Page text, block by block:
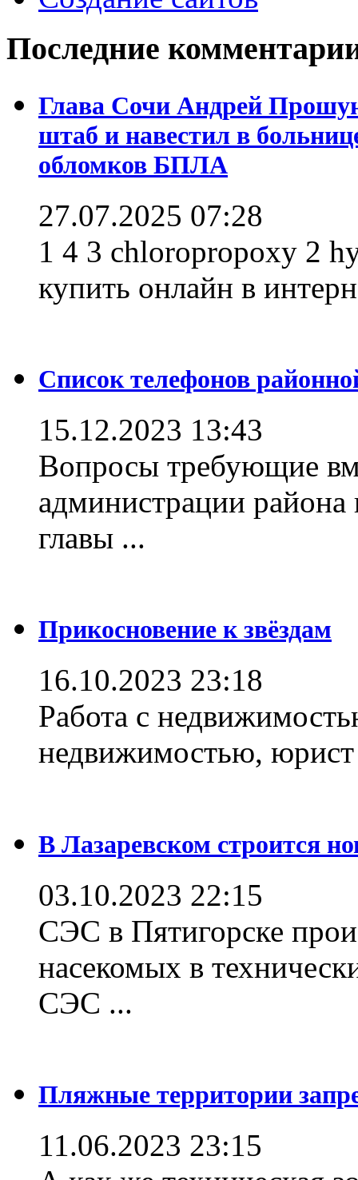
Последние
Глава Сочи Андрей
штаб и навестил в
обломков БПЛА
27.07.2025 07:28
1 4 3 chloropropoxy 2
купить онлайн в
Список телефонов
15.12.2023 13:43
Вопросы требующие
администрации
главы ...
Прикосновение к звёздам
16.10.2023 23:18
Работа с
недвижимостью,
В Лазаревском строится
03.10.2023 22:15
СЭС в Пятигорске
насекомых в
СЭС ...
Пляжные территории
11.06.2023 23:15